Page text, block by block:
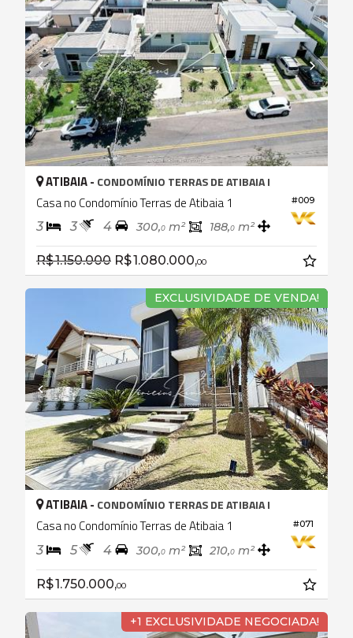
#009
ATIBAIA - CONDOMÍNIO TERRAS DE ATIBAIA I
Casa no Condomínio Terras de Atibaia 1
3 3 4 300,0 m² 188,0 m²
R$ 1.150.000 R$ 1.080.000,00
EXCLUSIVIDADE DE VENDA!
#071
ATIBAIA - CONDOMÍNIO TERRAS DE ATIBAIA I
Casa no Condomínio Terras de Atibaia 1
3 5 4 300,0 m² 210,0 m²
R$ 1.750.000,00
+1 EXCLUSIVIDADE NEGOCIADA!